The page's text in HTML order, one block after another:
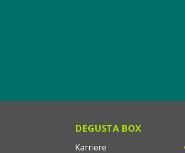
DEGUSTA BOX
Karriere